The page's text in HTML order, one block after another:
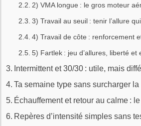
2) VMA longue : le gros moteur
3) Travail au seuil : tenir l’allure
4) Travail de côte : renforcement
5) Fartlek : jeu d’allures, liberté et
Intermittent et 30/30 : utile, mais
Ta semaine type sans surcharger
Échauffement et retour au calme :
Repères d’intensité simples sans